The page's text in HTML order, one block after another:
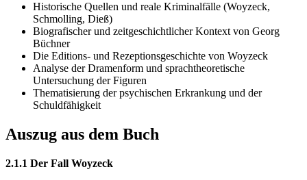
Historische Quellen und reale Kriminalfälle (Woyzeck,
Schmolling, Dieß)
Biografischer und zeitgeschichtlicher Kontext von Georg
Büchner
Die Editions- und Rezeptionsgeschichte von Woyzeck
Analyse der Dramenform und sprachtheoretische
Untersuchung der Figuren
Thematisierung der psychischen Erkrankung und der
Schuldfähigkeit
Auszug aus dem Buch
2.1.1 Der Fall Woyzeck